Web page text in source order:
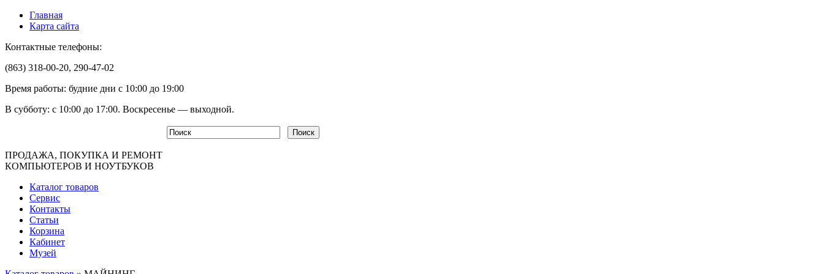
Главная
Карта сайта
Контактные телефоны:
(863) 318-00-20, 290-47-02
Время работы: будние дни с 10:00 до 19:00
В субботу: с 10:00 до 17:00. Воскресенье — выходной.
ПРОДАЖА, ПОКУПКА И РЕМОНТ
КОМПЬЮТЕРОВ И НОУТБУКОВ
Каталог товаров
Сервис
Контакты
Статьи
Корзина
Кабинет
Музей